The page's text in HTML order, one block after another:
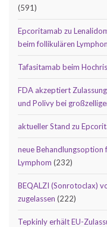
(591)
Epcoritamab zu
beim follikulären
Tafasitamab beim
FDA akzeptiert
und Polivy bei
aktueller Stand zu
neue Behandlungsoption
Lymphom (232)
BEQALZI (Sonrotoclax)
zugelassen (222)
Tepkinly erhält EU-